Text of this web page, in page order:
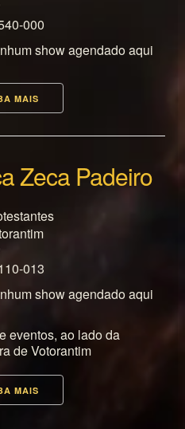
000
show agendado aqui
MAIS
Zeca Padeiro
013
show agendado aqui
eventos, ao lado da
de Votorantim
MAIS